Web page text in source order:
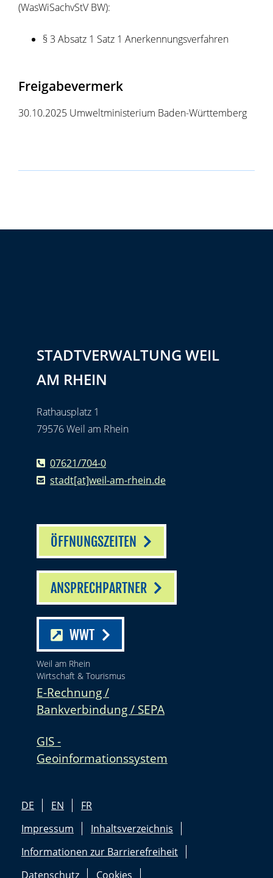
(WasWiSachvStV BW):
§ 3 Absatz 1 Satz 1 Anerkennungsverfahren
Freigabevermerk
30.10.2025 Umweltministerium Baden-Württemberg
STADTVERWALTUNG WEIL
AM RHEIN
Rathausplatz 1
79576 Weil am Rhein
07621/704-0
stadt[at]weil-am-rhein.de
ÖFFNUNGSZEITEN
ANSPRECHPARTNER
WWT
Weil am Rhein
Wirtschaft & Tourismus
E-Rechnung /
Bankverbindung / SEPA
GIS -
Geoinformationssystem
DE EN
FR
Impressum
Inhaltsverzeichnis
Informationen zur Barrierefreiheit
Datenschutz
Cookies